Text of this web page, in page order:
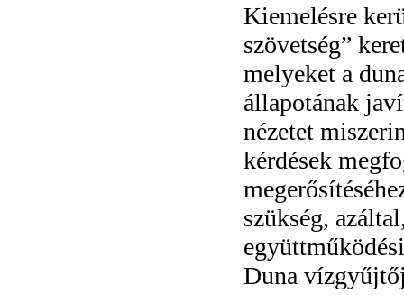
Kiemelésre
szövetség”
melyeket a
állapotának
nézetet
kérdések
szükség,
Duna